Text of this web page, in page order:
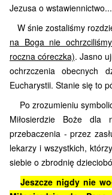
Jezusa o wstawiennictwo...
W śnie zostaliśmy
na Boga nie
roczna córeczka). Jasno
ochrzczenia obecnych
Eucharystii. Stanie się to
Po zrozumieniu
Miłosierdzie Boże
przebaczenia - przez
lekarzy i wszystkich,
siebie o zbrodnię
Jeszcze nigdy nie